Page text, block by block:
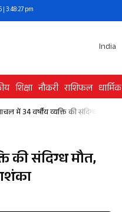
3:48:27 pm
India
शिक्षा नौकरी राशिफल धार्मिक
में 34 वर्षीय व्यक्ति की संदिग्ध मौत,
की संदिग्ध मौत,